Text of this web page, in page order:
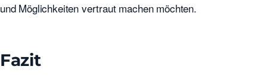
und Möglichkeiten vertraut machen möchten.
Fazit